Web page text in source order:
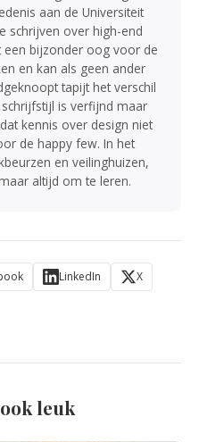
aan de Universiteit
schrijven over high-end
een bijzonder oog voor de
en kan als geen ander
tapijt het verschil
is verfijnd maar
kennis over design niet
de happy few. In het
en veilinghuizen,
altijd om te leren.
LinkedIn
X
leuk